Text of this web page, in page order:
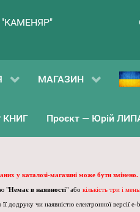
"КАМЕНЯР"
МАГАЗИН
КНИГ Проєкт — Юрій
у каталозі-магазині може бути
"Немає в наявності" або кількість три і
додруку чи наявністю електронної версії e-